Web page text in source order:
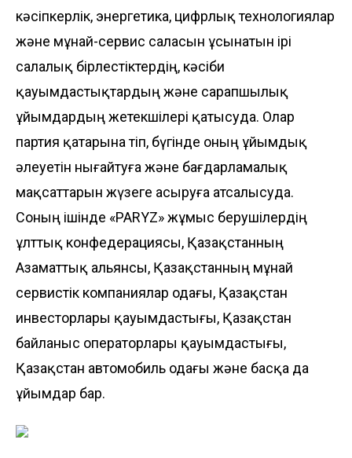
кәсіпкерлік, энергетика, цифрлық технологиялар
және мұнай-сервис саласын ұсынатын ірі
салалық бірлестіктердің, кәсіби
қауымдастықтардың және сарапшылық
ұйымдардың жетекшілері қатысуда. Олар
партия қатарына өтіп, бүгінде оның ұйымдық
әлеуетін нығайтуға және бағдарламалық
мақсаттарын жүзеге асыруға атсалысуда.
Соның ішінде «PARYZ» жұмыс берушілердің
ұлттық конфедерациясы, Қазақстанның
Азаматтық альянсы, Қазақстанның мұнай
сервистік компаниялар одағы, Қазақстан
инвесторлары қауымдастығы, Қазақстан
байланыс операторлары қауымдастығы,
Қазақстан автомобиль одағы және басқа да
ұйымдар бар.